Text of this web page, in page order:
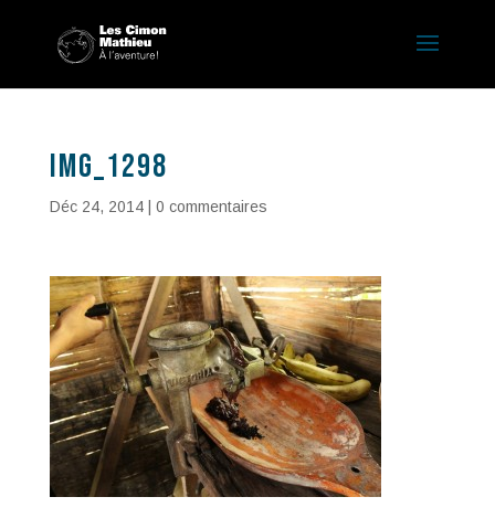
IMG_1298
Déc 24, 2014| 0 commentaires